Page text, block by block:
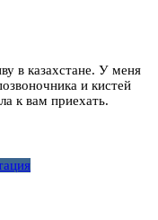
в казахстане. У меня
и кистей
к вам приехать.